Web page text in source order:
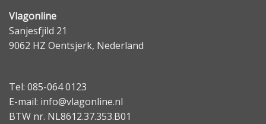
Vlagonline
Sanjesfjild 21
9062 HZ Oentsjerk, Nederland
Tel: 085-064 0123
E-mail: info@vlagonline.nl
BTW nr. NL8612.37.353.B01